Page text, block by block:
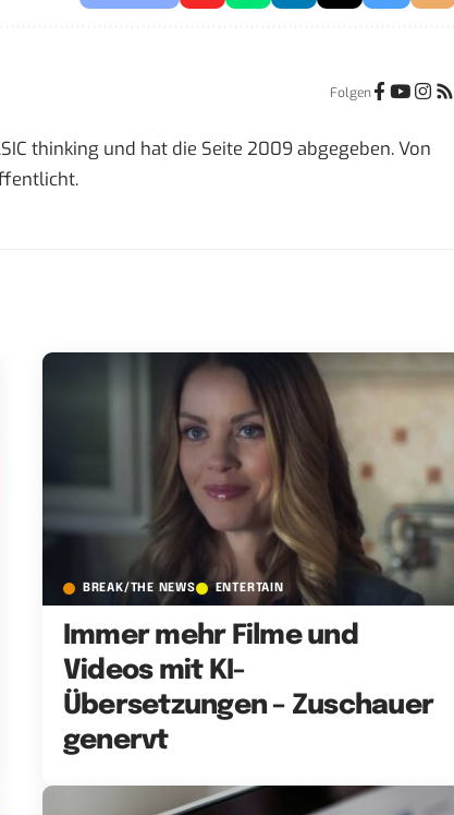
Folgen
thinking und hat die Seite 2009 abgegeben. Von
BREAK/THE NEWS ENTERTAIN
Immer mehr Filme und
Videos mit KI-
Übersetzungen – Zuschauer
genervt